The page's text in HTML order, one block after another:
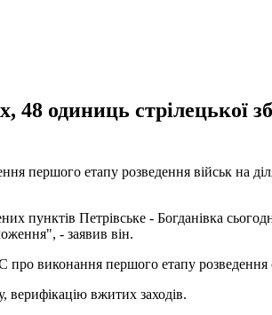
48 одиниць стрілецької
першого етапу розведення військ на
пунктів Петрівське - Богданівка
- заявив він.
виконання першого етапу розведення
вжитих заходів.